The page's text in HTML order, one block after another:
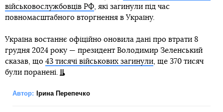
військовослужбовців РФ, які загинули під час
повномасштабного вторгнення в Україну.
Україна востаннє офіційно оновила дані про втрати 8
грудня 2024 року — президент Володимир Зеленський
сказав, що 43 тисячі військових загинули, ще 370 тисяч
були поранені.
Автор: Ірина Перепечко